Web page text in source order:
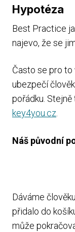
Hypotéza
Best Practice
najevo, že se
Často se pro to
ubezpečí
pořádku.
key4you.cz.
Náš původní
Dáváme
přidalo do
může